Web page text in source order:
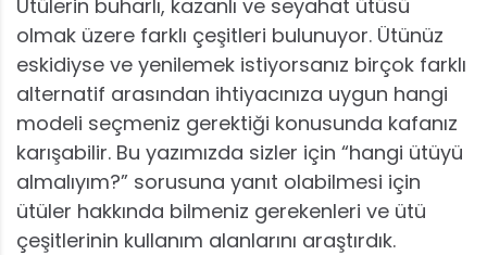
Ütülerin buharlı, kazanlı ve seyahat ütüsü
olmak üzere farklı çeşitleri bulunuyor. Ütünüz
eskidiyse ve yenilemek istiyorsanız birçok farklı
alternatif arasından ihtiyacınıza uygun hangi
modeli seçmeniz gerektiği konusunda kafanız
karışabilir. Bu yazımızda sizler için “hangi ütüyü
almalıyım?” sorusuna yanıt olabilmesi için
ütüler hakkında bilmeniz gerekenleri ve ütü
çeşitlerinin kullanım alanlarını araştırdık.